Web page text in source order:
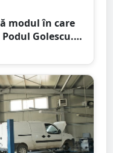
modul în care
Golescu.